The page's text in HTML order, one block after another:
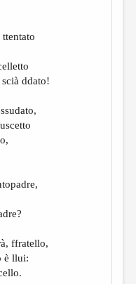
ddato!
ffratello,
è llui: